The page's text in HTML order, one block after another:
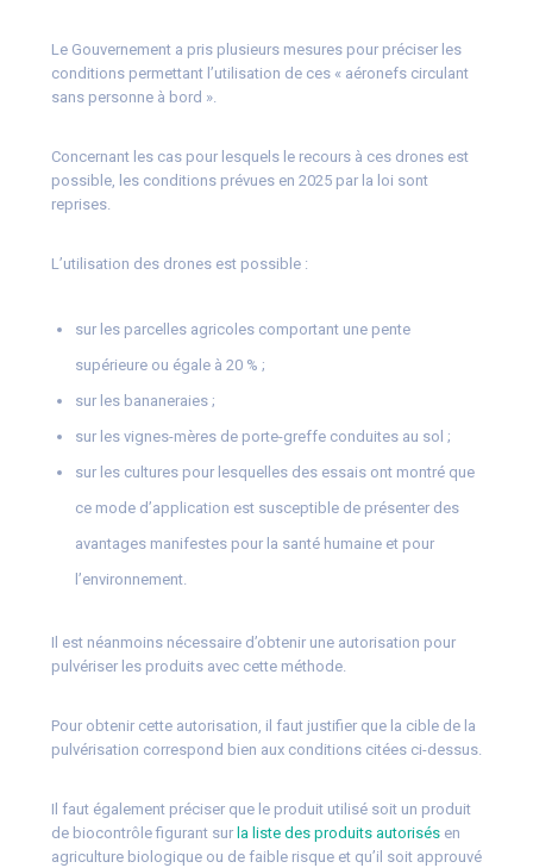
Le Gouvernement a pris plusieurs mesures pour préciser les
conditions permettant l’utilisation de ces « aéronefs circulant
sans personne à bord ».
Concernant les cas pour lesquels le recours à ces drones est
possible, les conditions prévues en 2025 par la loi sont
reprises.
L’utilisation des drones est possible :
sur les parcelles agricoles comportant une pente
supérieure ou égale à 20 % ;
sur les bananeraies ;
sur les vignes-mères de porte-greffe conduites au sol ;
sur les cultures pour lesquelles des essais ont montré que
ce mode d’application est susceptible de présenter des
avantages manifestes pour la santé humaine et pour
l’environnement.
Il est néanmoins nécessaire d’obtenir une autorisation pour
pulvériser les produits avec cette méthode.
Pour obtenir cette autorisation, il faut justifier que la cible de la
pulvérisation correspond bien aux conditions citées ci-dessus.
Il faut également préciser que le produit utilisé soit un produit
de biocontrôle figurant sur la liste des produits autorisés en
agriculture biologique ou de faible risque et qu’il soit approuvé